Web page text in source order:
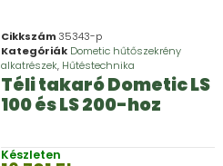
Cikkszám 35343-p
Kategóriák Dometic hűtőszekrény
alkatrészek, Hűtéstechnika
Téli takaró Dometic LS
100 és LS 200-hoz
Készleten